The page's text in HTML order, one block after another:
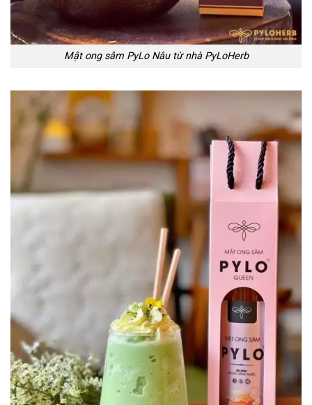
Mật ong sâm PyLo Nâu từ nhà PyLoHerb